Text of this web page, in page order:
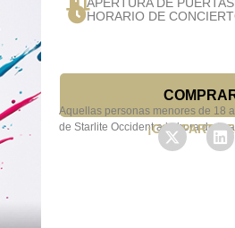
APERTURA DE
HORARIO DE
Aquellas personas menores de 18
de Starlite Occident a la hora de
¡COMPARTE